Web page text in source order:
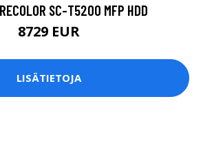
SC-T5200 MFP HDD
8729 EUR
LISÄTIETOJA